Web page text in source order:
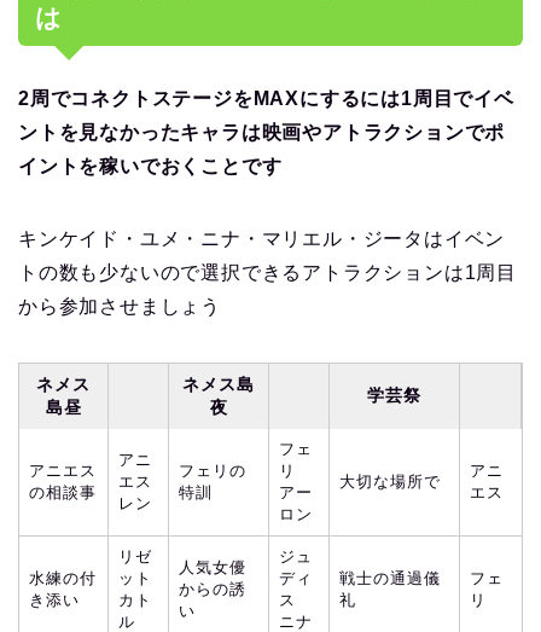
は
2周でコネクトステージをMAXにするには1周目でイベ
ントを見なかったキャラは映画やアトラクションでポ
イントを稼いでおくことです
キンケイド・ユメ・ニナ・マリエル・ジータはイベン
トの数も少ないので選択できるアトラクションは1周目
から参加させましょう
ネメス
島昼
ネメス島
夜
学芸祭
アニエス
の相談事
アニ
エス
レン
フェリの
特訓
フェ
リ
アー
ロン
大切な場所で
アニ
エス
水練の付
き添い
リゼ
ット
カト
ル
人気女優
からの誘
い
ジュ
ディ
ス
ニナ
戦士の通過儀
礼
フェ
リ